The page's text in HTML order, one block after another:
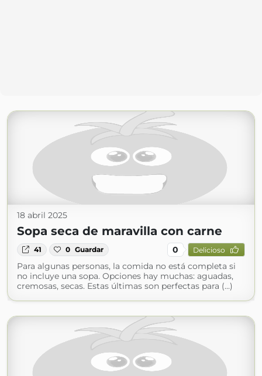
18 abril 2025
Sopa seca de maravilla con carne
41 0 Guardar 0 Delicioso
Para algunas personas, la comida no está completa si
no incluye una sopa. Opciones hay muchas: aguadas,
cremosas, secas. Estas últimas son perfectas para (...)